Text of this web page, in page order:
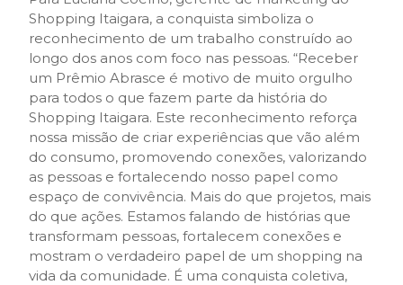
Shopping Itaigara, a conquista simboliza o
reconhecimento de um trabalho construído ao
longo dos anos com foco nas pessoas. “Receber
um Prêmio Abrasce é motivo de muito orgulho
para todos o que fazem parte da história do
Shopping Itaigara. Este reconhecimento reforça
nossa missão de criar experiências que vão além
do consumo, promovendo conexões, valorizando
as pessoas e fortalecendo nosso papel como
espaço de convivência. Mais do que projetos, mais
do que ações. Estamos falando de histórias que
transformam pessoas, fortalecem conexões e
mostram o verdadeiro papel de um shopping na
vida da comunidade. É uma conquista coletiva,